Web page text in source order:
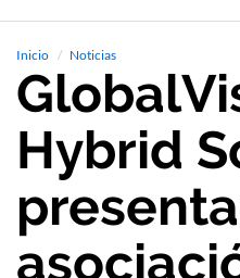
Inicio Noticias
Hybrid